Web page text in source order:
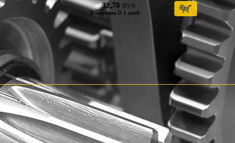
В наличии D 1 дней
32,70 BYN